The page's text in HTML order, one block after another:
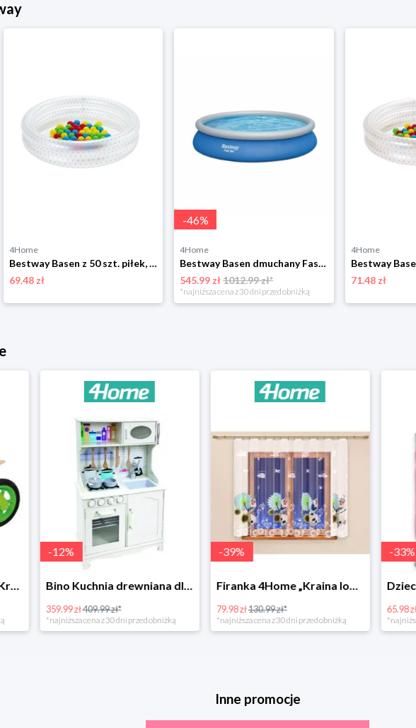
4Home
Bestway Basen z 50 szt. piłek, śr. 91 cm, niebieski
69.48 zł
-46%
4Home
Bestway Basen dmuchany Fast Set, śr. 457 cm, wys. 84 cm
545.99 zł1012.99 zł*
*najniższa cena z 30 dni przed obniżką
4Home
71.48 zł
Bino Kuchnia drewniana dla dzieci Provence
409.99 zł*
*najniższa cena z 30 dni przed obniżką
Firanka 4Home „Kraina lodu” (Frozen)
130.99 zł*
*najniższa cena z 30 dni przed obniżką
-33
98.99 zł*
*najniższa cena z
Inne promocje